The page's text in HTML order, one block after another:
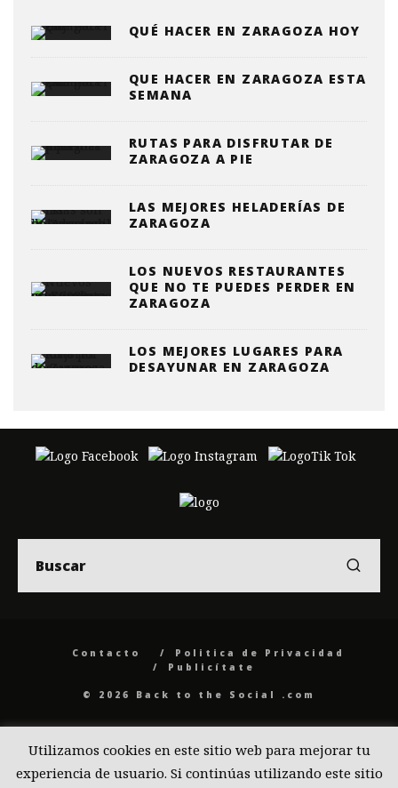
QUÉ HACER EN ZARAGOZA HOY
QUE HACER EN ZARAGOZA ESTA
SEMANA
RUTAS PARA DISFRUTAR DE
ZARAGOZA A PIE
LAS MEJORES HELADERÍAS DE
ZARAGOZA
LOS NUEVOS RESTAURANTES
QUE NO TE PUEDES PERDER EN
ZARAGOZA
LOS MEJORES LUGARES PARA
DESAYUNAR EN ZARAGOZA
Contacto
Politica de Privacidad
Publicítate
© 2026 Back to the Social .com
Utilizamos cookies en este sitio web para mejorar tu
experiencia de usuario. Si continúas utilizando este sitio